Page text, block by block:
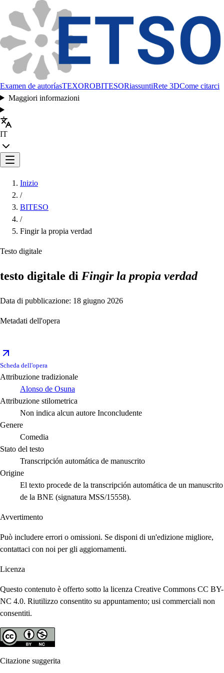
Examen de autoríasTEXOROBITESORiassuntiRete 3DCome citarci
Maggiori informazioni
IT
Inizio
/
BITESO
/
Fingir la propia verdad
Testo digitale
testo digitale di Fingir la propia verdad
Data di pubblicazione: 18 giugno 2026
Metadati dell'opera
Scheda dell'opera
Attribuzione tradizionale
Alonso de Osuna
Attribuzione stilometrica
Non indica alcun autore Inconcludente
Genere
Comedia
Stato del testo
Transcripción automática de manuscrito
Origine
El texto procede de la transcripción automática de un manuscrito
de la BNE (signatura MSS/15558).
Avvertimento
Può includere errori o omissioni. Se disponi di un'edizione migliore,
contattaci con noi per gli aggiornamenti.
Licenza
Questo contenuto è offerto sotto la licenza Creative Commons CC BY-
NC 4.0. Riutilizzo consentito su appuntamento; usi commerciali non
consentiti.
Citazione suggerita